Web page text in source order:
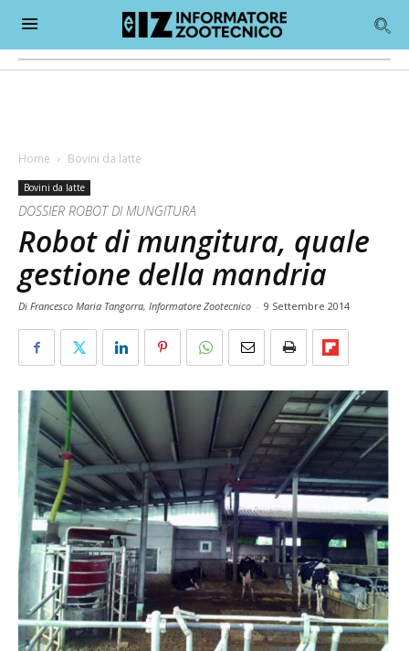
Home Bovini da latte
Bovini da latte
DOSSIER ROBOT DI MUNGITURA
Robot di mungitura, quale
gestione della mandria
Di Francesco Maria Tangorra, Informatore Zootecnico - 9 Settembre 2014